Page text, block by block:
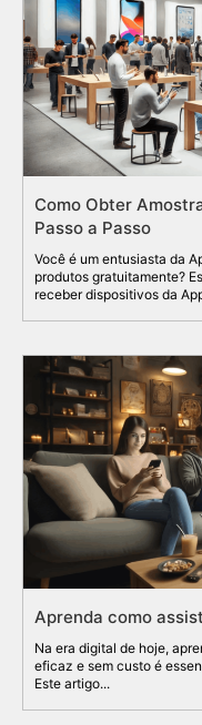
Como Obter
Passo a Passo
Você é um entusiasta da
produtos gratuitamente?
receber dispositivos da
Aprenda como
Na era digital de hoje,
eficaz e sem custo é
Este artigo...